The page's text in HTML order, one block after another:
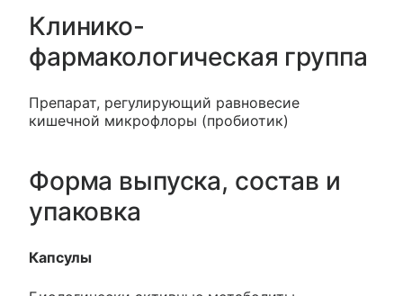
Клинико-
фармакологическая группа
Препарат, регулирующий равновесие
кишечной микрофлоры (пробиотик)
Форма выпуска, состав и
упаковка
Капсулы